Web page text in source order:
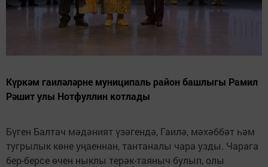
Күркәм гаиләләрне муниципаль район башлыгы Рамил
Рәшит улы Нотфуллин котлады
Бүген Балтач мәдәният үзәгендә, Гаилә, мәхәббәт һәм
тугрылык көне уңаеннан, тантаналы чара узды. Чарага
бер-берсе өчен ныклы терәк-таяныч булып, олы